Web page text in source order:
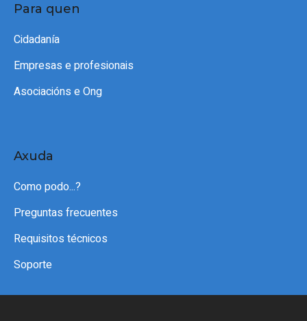
Para quen
Cidadanía
Empresas e profesionais
Asociacións e Ong
Axuda
Como podo...?
Preguntas frecuentes
Requisitos técnicos
Soporte